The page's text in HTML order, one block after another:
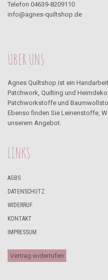
Telefon 04639-8209110
info@agnes-quiltshop.de
ÜBER UNS
Agnes Quiltshop ist ein
Patchwork, Quilting und
Patchworkstoffe und
Ebenso finden Sie Leinenstoffe,
unserem Angebot.
LINKS
AGBS
DATENSCHUTZ
WIDERRUF
KONTAKT
IMPRESSUM
Vertrag widerrufen